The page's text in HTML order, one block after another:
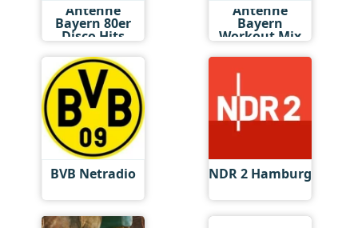
Antenne
Bayern 80er
Disco Hits
Antenne
Bayern
Workout Mix
BVB Netradio NDR 2 Hamburg